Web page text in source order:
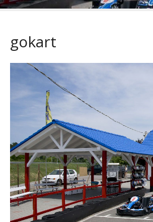
gokart